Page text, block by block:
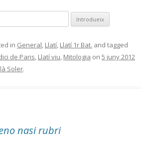
in General, Llatí, Llatí 1r Bat. and tagged
de Paris, Llatí viu, Mitologia on 5 juny 2012
Soler.
nasi rubri